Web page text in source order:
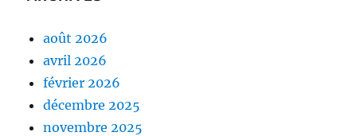
août 2026
avril 2026
février 2026
décembre 2025
novembre 2025